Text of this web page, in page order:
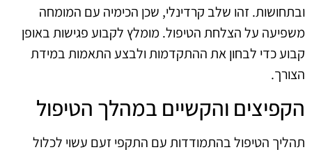
ובתחושות. זהו שלב קרדינלי, שכן הכימיה עם המומחה
משפיעה על הצלחת הטיפול. מומלץ לקבוע פגישות באופן
קבוע כדי לבחון את ההתקדמות ולבצע התאמות במידת
הצורך.
הקפיצים והקשיים במהלך הטיפול
תהליך הטיפול בהתמודדות עם התקפי זעם עשוי לכלול